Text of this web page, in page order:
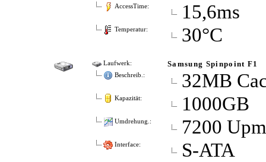
AccessTime: 15,6ms
Temperatur: 30°C
Laufwerk: Samsung Spinpoint F1
Beschreib.: 32MB
Kapazität: 1000GB
Umdrehung.: 7200 Upm
Interface: S-ATA